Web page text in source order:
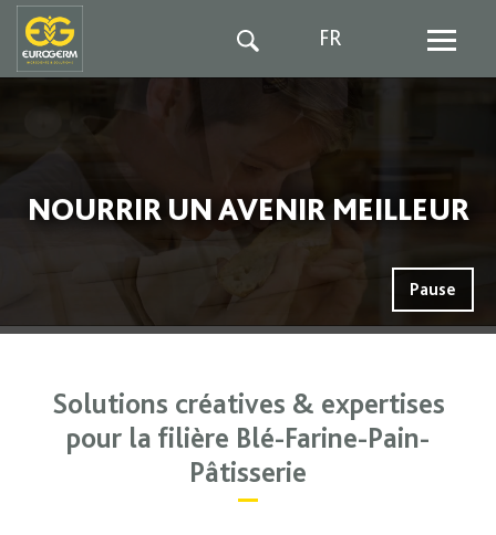
FR
Pause
NOURRIR UN AVENIR MEILLEUR
Solutions créatives & expertises
pour la filière Blé-Farine-Pain-
Pâtisserie